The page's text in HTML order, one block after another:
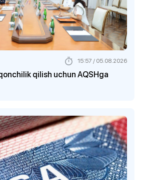
qilish uchun AQSHga
15:57 / 05.08.2026